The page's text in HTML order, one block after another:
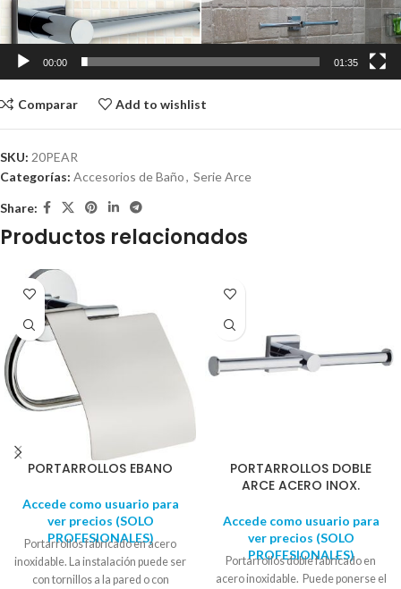
00:00 01:35
Comparar Add to wishlist
SKU: 20PEAR
Categorías: Accesorios de Baño, Serie Arce
Share:
Productos relacionados
PORTARROLLOS EBANO
Accede como usuario para
ver precios (SOLO
PROFESIONALES)
Portarrollos fabricado en acero
inoxidable. La instalación puede ser
con tornillos a la pared o con
PORTARROLLOS DOBLE
ARCE ACERO INOX.
Accede como usuario para
ver precios (SOLO
PROFESIONALES)
Portarrollos doble fabricado en
acero inoxidable. Puede ponerse el